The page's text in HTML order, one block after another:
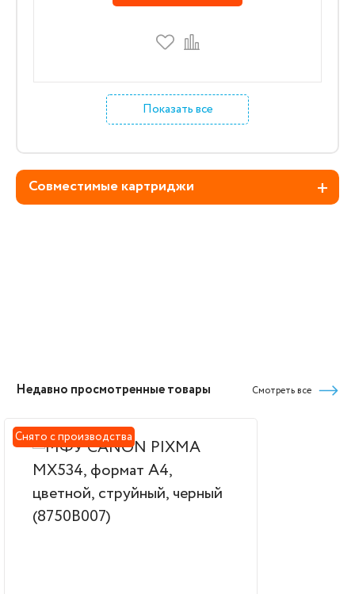
Показать все
Совместимые картриджи
Недавно просмотренные товары Смотреть все
Снято с производства